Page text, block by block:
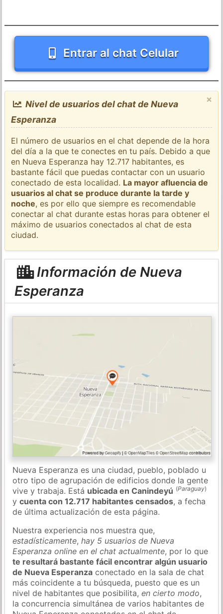
Entrar al chat Celular
×
Nivel de usuarios del chat de Nueva
Esperanza
El número de usuarios en el chat depende de la hora
del día a la que te conectes en tu país. Debido a que
en Nueva Esperanza hay 12.717 habitantes, es
bastante fácil que puedas contactar con un usuario
conectado de esta localidad. La mayor afluencia de
usuarios al chat se produce durante la tarde y
noche, es por ello que siempre es recomendable
conectar al chat durante estas horas para obtener el
máximo de usuarios conectados al chat de esta
ciudad.
Información de Nueva
Esperanza
Nueva Esperanza es una ciudad, pueblo, poblado u
otro tipo de agrupación de edificios donde la gente
vive y trabaja. Está ubicada en Canindeyú (Paraguay)
ycuenta con 12.717 habitantes censados, a fecha
de última actualización de esta página.
Nuestra experiencia nos muestra que,
estadísticamente,hay 5 usuarios de Nueva
Esperanza online en el chat actualmente, por lo que
te resultará bastante fácil encontrar algún usuario
de Nueva Esperanza conectado en la sala de chat
más coincidente a tu búsqueda, puesto que es un
nivel de habitantes que posibilita,en cierto modo,
la concurrencia simultánea de varios habitantes de